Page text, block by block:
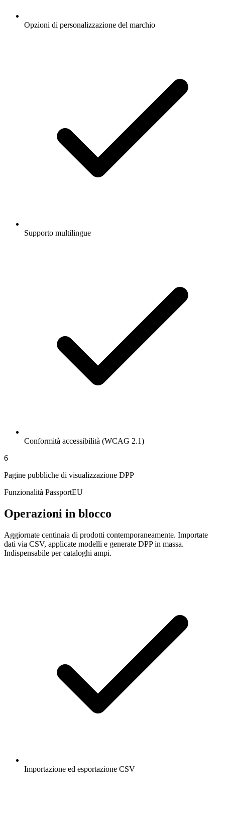
Opzioni di personalizzazione del marchio
Supporto multilingue
Conformità accessibilità (WCAG 2.1)
6
Pagine pubbliche di visualizzazione DPP
Funzionalità PassportEU
Operazioni in blocco
Aggiornate centinaia di prodotti contemporaneamente. Importate
dati via CSV, applicate modelli e generate DPP in massa.
Indispensabile per cataloghi ampi.
Importazione ed esportazione CSV